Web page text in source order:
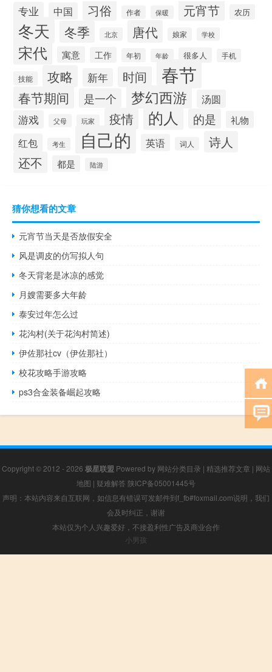
专业 中国 习俗 作者 保暖 元宵节 农历
冬天 冬季 北京 唐代 娘家 学校
宋代 寓意 工作 年初 年龄 很多人 手机
技能 攻略 新年 时间 春节
春节期间 是一个 梦幻西游
汤圆
游戏
父母 玩家 疫情 的人 的是 礼物
红包 考生 自己的 英语 词人
诗人
还不
都是 陆游
猜你想看的文章
元宵节当天是否放假安全
风是调皮的仿写拟人句
冬天背老是冰凉的感觉
月嫂需要多大年龄
泰安过年怎么过
花沟村(关于花沟村简述)
伊佐那社cv（伊佐那社）
校花攻略手游攻略
ps3合金装备崛起攻略
Copyright © 2012 - 2026 极星联盟 Powered by 网站分类目录 | 精选推荐文章 | 网站
地图 | 疑难解答 陕ICP备05001445号
声明：本站内容来自互联网，如信息有错误可发邮件到f_fb#foxmail.com说明，我们
会及时纠正，谢谢
本站仅为个人兴趣爱好，不接盈利性广告及商业合作
小男孩